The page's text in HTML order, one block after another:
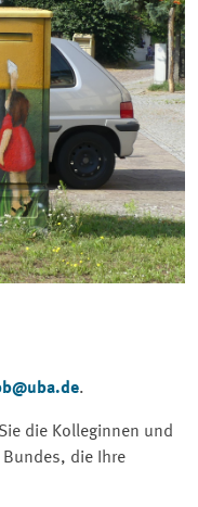
.
die Kolleginnen und
die Ihre